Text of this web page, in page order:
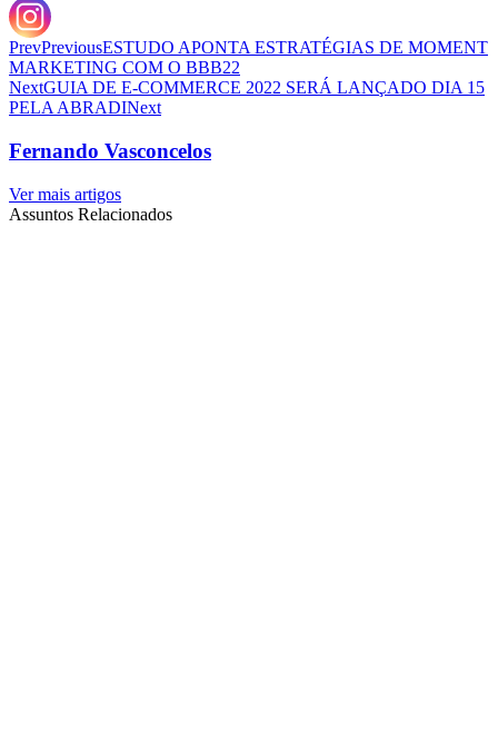
PrevPreviousESTUDO APONTA ESTRATÉGIAS DE MOMENT
MARKETING COM O BBB22
NextGUIA DE E-COMMERCE 2022 SERÁ LANÇADO DIA 15
PELA ABRADINext
Fernando Vasconcelos
Ver mais artigos
Assuntos Relacionados